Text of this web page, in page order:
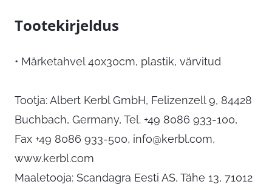
Tootekirjeldus
• Märketahvel 40x30cm, plastik, värvitud
Tootja: Albert Kerbl GmbH, Felizenzell 9, 84428
Buchbach, Germany, Tel. +49 8086 933-100,
Fax +49 8086 933-500, info@kerbl.com,
www.kerbl.com
Maaletooja: Scandagra Eesti AS, Tähe 13, 71012